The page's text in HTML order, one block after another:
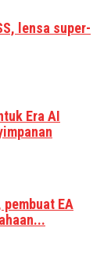
lensa super-
Era AI
EA